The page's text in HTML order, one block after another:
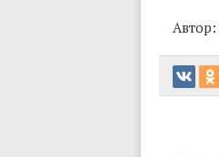
Автор: